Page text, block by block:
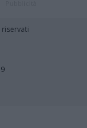
riservati